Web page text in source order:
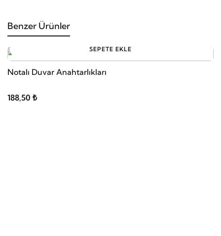
Benzer Ürünler
SEPETE EKLE
Notalı Duvar Anahtarlıkları
188,50 ₺